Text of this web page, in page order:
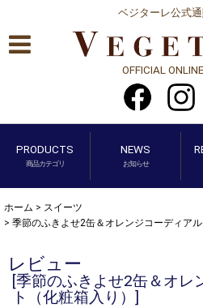
ベジターレ公式
OFFICIAL
PRODUCTS
商品カテゴリ
NEWS
お知らせ
ホーム > スイーツ
> 季節のふきよせ2缶＆オレンジコーディアル
レビュー
[季節のふきよせ2缶＆オレ
ト（化粧箱入り） ]